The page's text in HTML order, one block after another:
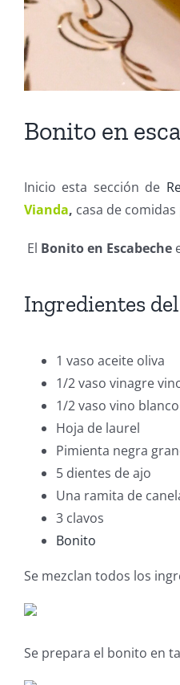
Bonito en
Inicio esta sección de
Vianda, casa de
El Bonito en Escabeche
Ingredientes del
1 vaso aceite oliva
1/2 vaso vinagre
1/2 vaso vino blanco
Hoja de laurel
Pimienta negra
5 dientes de ajo
Una ramita de
3 clavos
Bonito
Se mezclan todos los
Se prepara el bonito en